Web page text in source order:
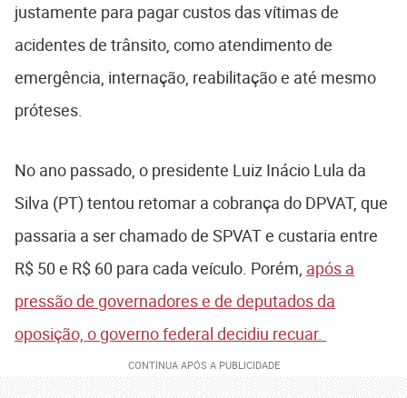
justamente para pagar custos das vítimas de
acidentes de trânsito, como atendimento de
emergência, internação, reabilitação e até mesmo
próteses.
No ano passado, o presidente Luiz Inácio Lula da
Silva (PT) tentou retomar a cobrança do DPVAT, que
passaria a ser chamado de SPVAT e custaria entre
R$ 50 e R$ 60 para cada veículo. Porém, após a
pressão de governadores e de deputados da
oposição, o governo federal decidiu recuar.